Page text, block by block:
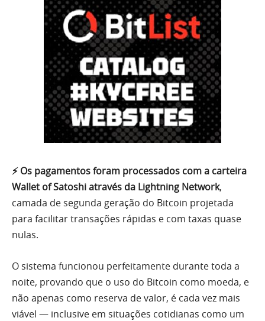
⚡ Os pagamentos foram processados com a carteira
Wallet of Satoshi através da Lightning Network,
camada de segunda geração do Bitcoin projetada
para facilitar transações rápidas e com taxas quase
nulas.
O sistema funcionou perfeitamente durante toda a
noite, provando que o uso do Bitcoin como moeda, e
não apenas como reserva de valor, é cada vez mais
viável — inclusive em situações cotidianas como um